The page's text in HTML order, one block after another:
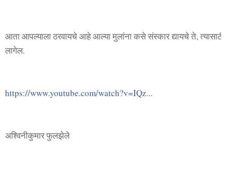
आता आपल्याला ठरवायचे आहे आल्या मुलांना कसे संस्कार द्यायचे ते,
लागेल.
https://www.youtube.com/watch?v=IQz...
अश्विनीकुमार फुलझेले